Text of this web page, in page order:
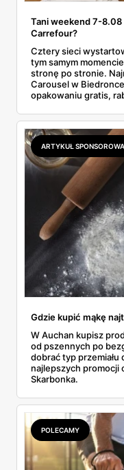
Tani weekend 7-8.08
Carrefour?
Cztery sieci
tym samym
stronę po stronie.
Carousel w
opakowaniu gratis,
2,99 zł za kilogram,
odpowiada masłem
najwięcej wyciśniesz
do Aldi.
ARTYKUŁ
Gdzie kupić mąkę
W Auchan kupisz
od pszennych po
dobrać typ przemiału
najlepszych promocji
Skarbonka.
POLECAMY